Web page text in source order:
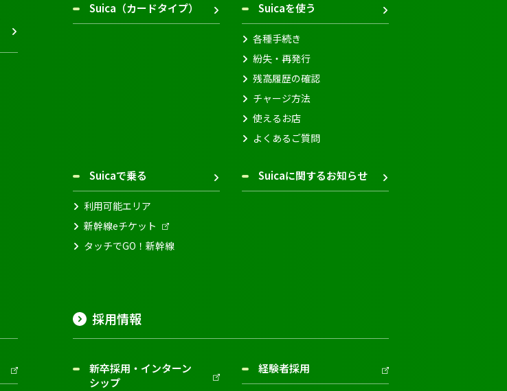
Suica（カードタイプ） Suicaを使う
各種手続き
紛失・再発行
残高履歴の確認
チャージ方法
使えるお店
よくあるご質問
Suicaで乗る
利用可能エリア
新幹線eチケット
タッチでGO！新幹線
Suicaに関するお知らせ
採用情報
新卒採用・インターン
シップ
経験者採用